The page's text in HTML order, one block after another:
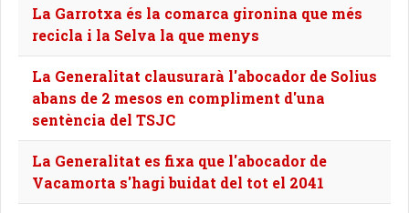
La Garrotxa és la comarca gironina que més
recicla i la Selva la que menys
La Generalitat clausurarà l'abocador de Solius
abans de 2 mesos en compliment d'una
sentència del TSJC
La Generalitat es fixa que l'abocador de
Vacamorta s'hagi buidat del tot el 2041